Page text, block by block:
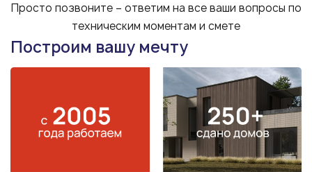
Просто позвоните – ответим на все ваши вопросы по
техническим моментам и смете
Построим вашу мечту